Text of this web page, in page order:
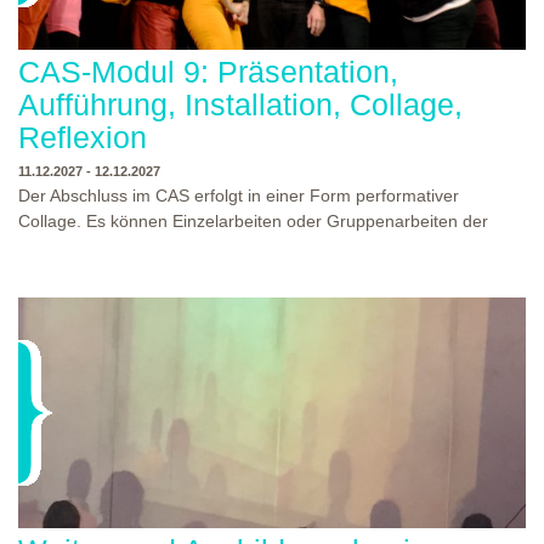
CAS-Modul 9: Präsentation,
Aufführung, Installation, Collage,
Reflexion
11.12.2027 - 12.12.2027
Der Abschluss im CAS erfolgt in einer Form performativer
Collage. Es können Einzelarbeiten oder Gruppenarbeiten der
Ausbildungsprogramm zu erleben. Die Studierenden des
oder Präsentation. Wir freuen uns über Begegnungen und
WO?